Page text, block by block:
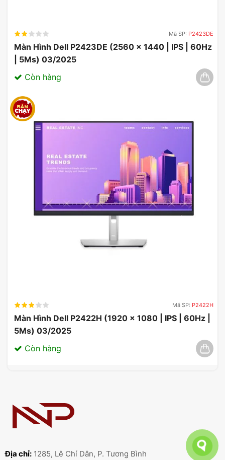
Mã SP: P2423DE
Màn Hình Dell P2423DE (2560 x 1440 | IPS | 60Hz
| 5Ms) 03/2025
Còn hàng
Mã SP: P2422H
Màn Hình Dell P2422H (1920 x 1080 | IPS | 60Hz |
5Ms) 03/2025
Còn hàng
Địa chỉ: 1285, Lê Chí Dân, P. Tương Bình